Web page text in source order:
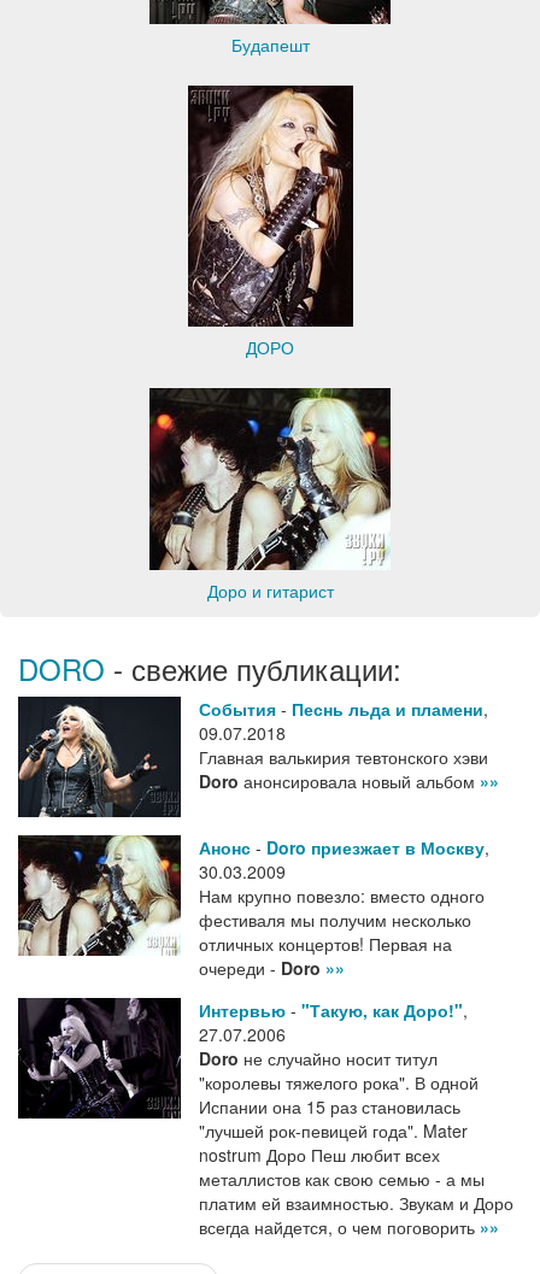
Будапешт
ДОРО
Доро и гитарист
DORO - свежие публикации:
События - Песнь льда и пламени,
09.07.2018
Главная валькирия тевтонского хэви
Doro анонсировала новый альбом »»
Анонс - Doro приезжает в Москву,
30.03.2009
Нам крупно повезло: вместо одного
фестиваля мы получим несколько
отличных концертов! Первая на
очереди - Doro »»
Интервью - "Такую, как Доро!",
27.07.2006
Doro не случайно носит титул
"королевы тяжелого рока". В одной
Испании она 15 раз становилась
"лучшей рок-певицей года". Mater
nostrum Доро Пеш любит всех
металлистов как свою семью - а мы
платим ей взаимностью. Звукам и Доро
всегда найдется, о чем поговорить »»